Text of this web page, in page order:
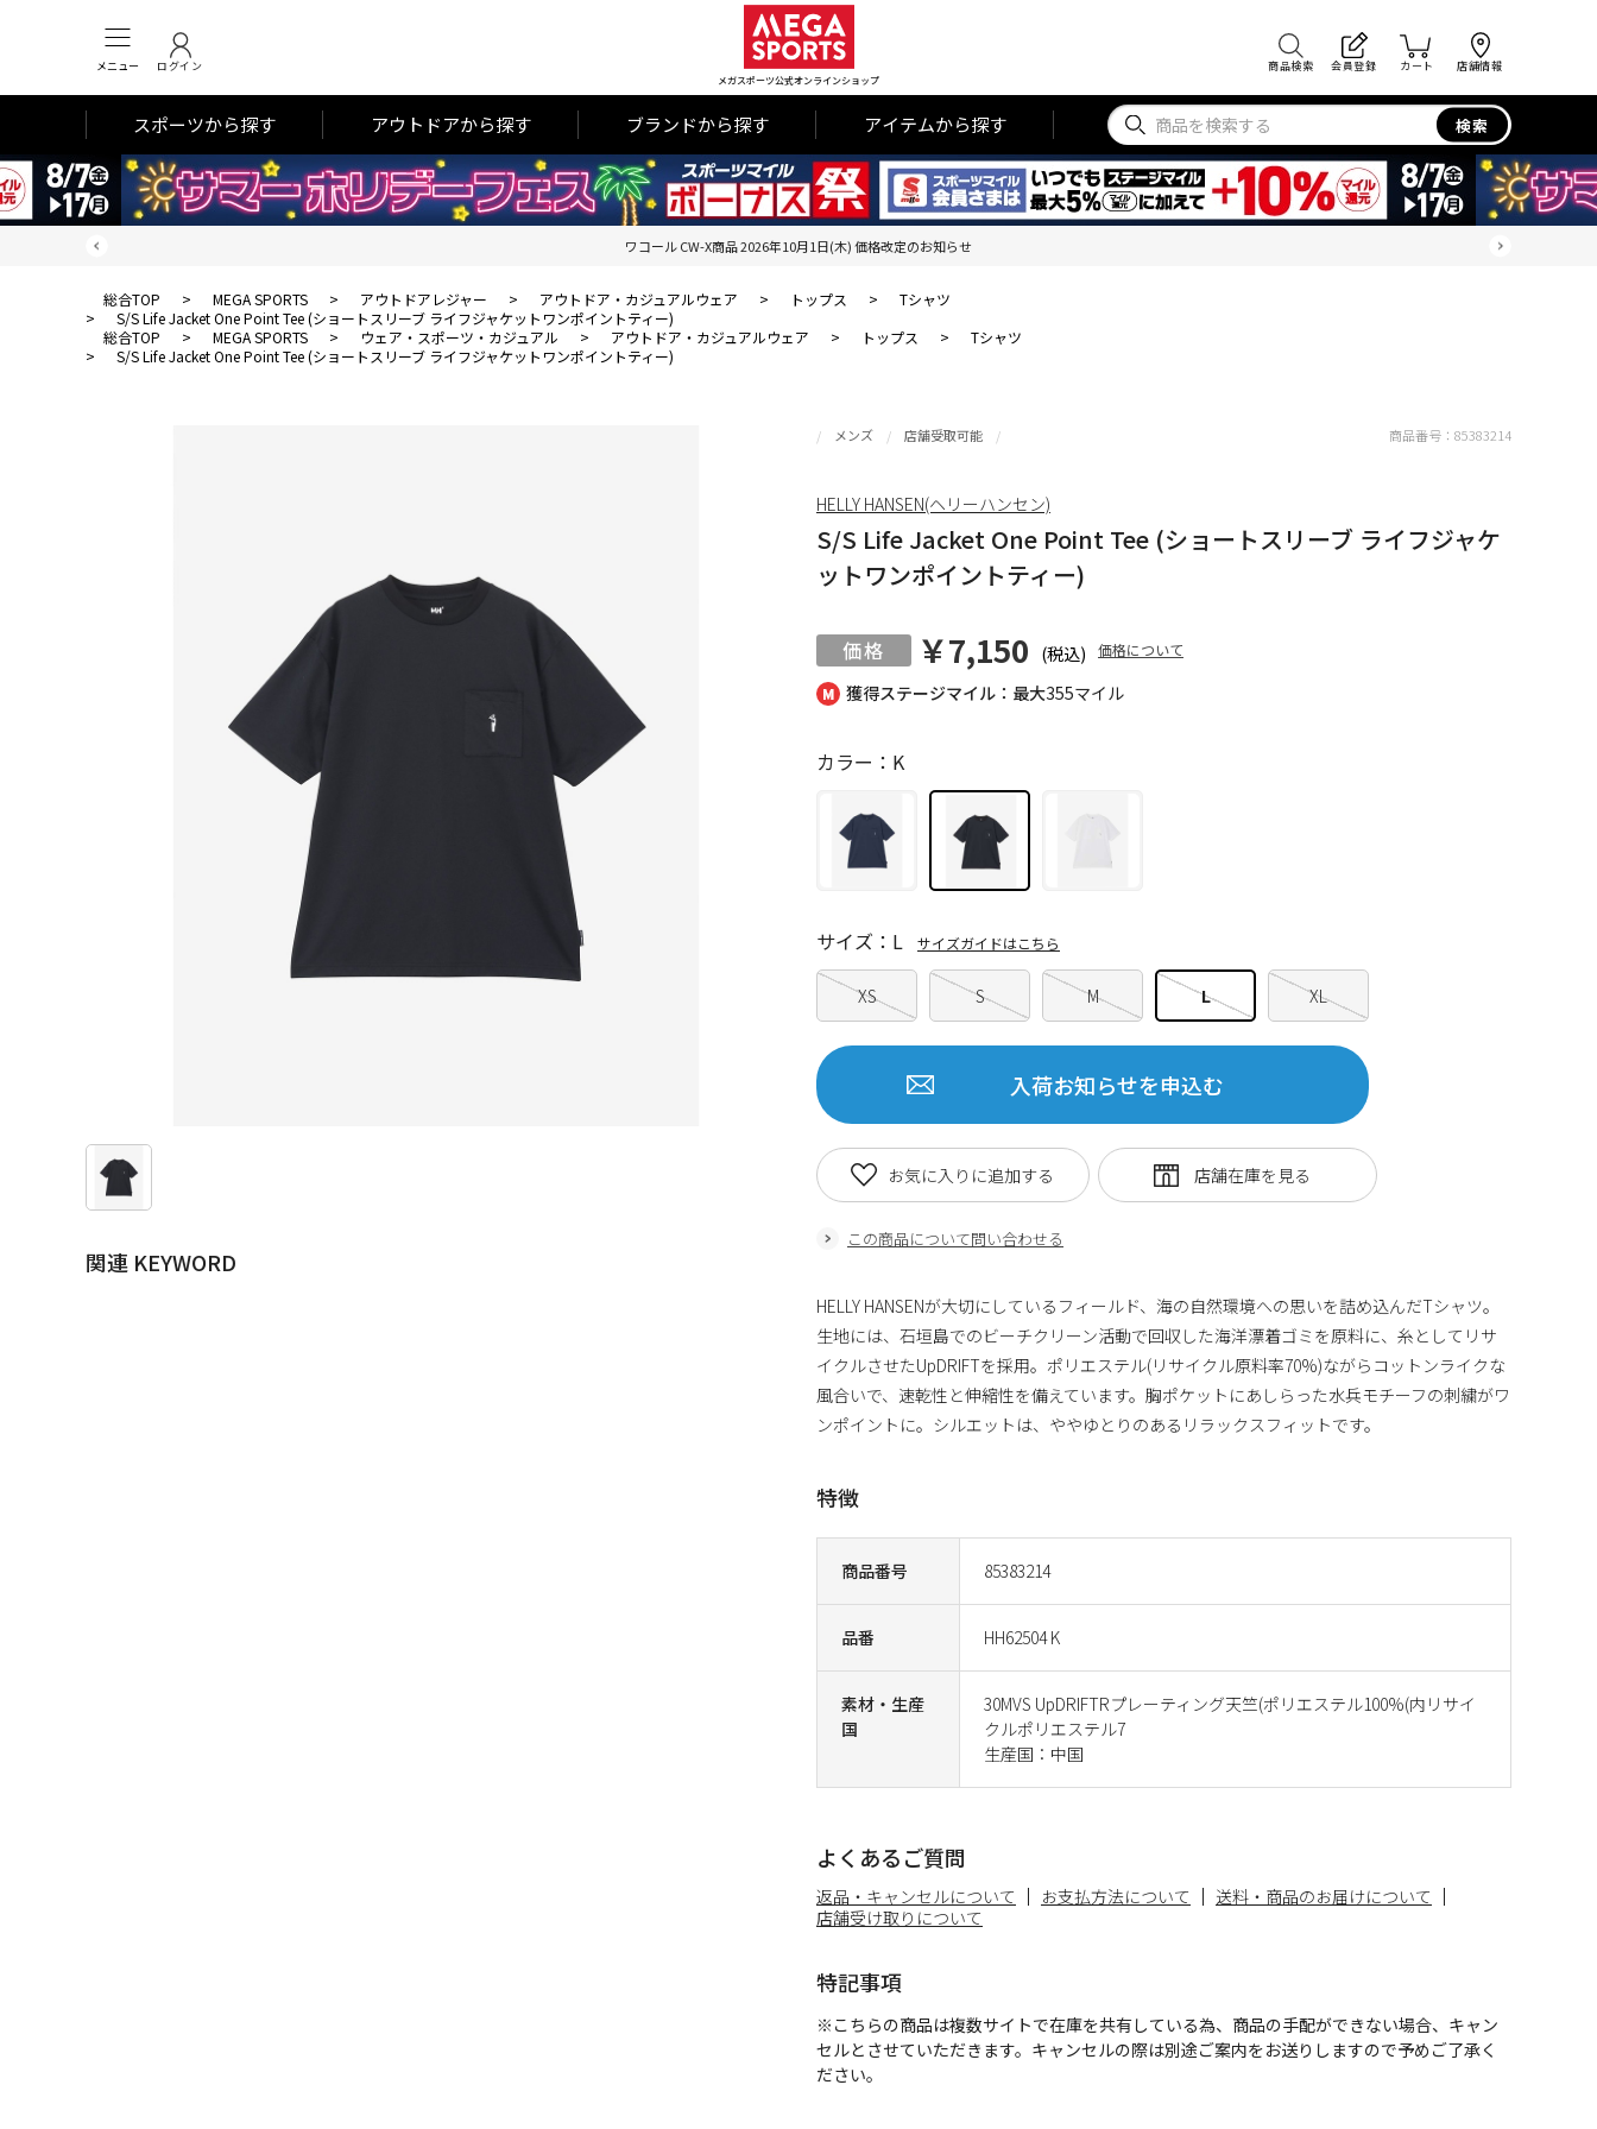
メニュー ログイン
メガスポーツ公式オンラインショップ
商品検索 会員登録 カート 店舗情報
スポーツから探す アウトドアから探す ブランドから探す アイテムから探す 検索
ワコール CW-X商品 2026年10月1日(木) 価格改定のお知らせ
総合TOP > MEGA SPORTS > アウトドアレジャー > アウトドア・カジュアルウェア > トップス >
Tシャツ
>
S/S Life Jacket One Point Tee (ショートスリーブ ライフジャケットワンポイントティー)
総合TOP
> MEGA SPORTS > ウェア・スポーツ・カジュアル > アウトドア・カジュアルウェア > トップス >
Tシャツ
>
S/S Life Jacket One Point Tee (ショートスリーブ ライフジャケットワンポイントティー)
関連 KEYWORD
獲得ステージマイル：最大355マイル
メンズ 店舗受取可能
S/S Life Jacket One Point Tee (ショートスリーブ ライフジャケ
ットワンポイントティー)
￥7,150 (税込) 価格について
商品番号 85383214
品番 HH62504 K
素材・生産
国
30MVS UpDRIFTRプレーティング天竺(ポリエステル100%(内リサイ
クルポリエステル7
生産国：中国
カラー：K
XS S M L XL
サイズ：L サイズガイドはこちら
入荷お知らせを申込む
この商品について問い合わせる
お気に入りに追加する
商品番号： 85383214
HELLY HANSEN(ヘリーハンセン)
HELLY HANSENが大切にしているフィールド、海の自然環境への思いを詰め込んだTシャツ。
生地には、石垣島でのビーチクリーン活動で回収した海洋漂着ゴミを原料に、糸としてリサ
イクルさせたUpDRIFTを採用。ポリエステル(リサイクル原料率70%)ながらコットンライクな
風合いで、速乾性と伸縮性を備えています。胸ポケットにあしらった水兵モチーフの刺繍がワ
ンポイントに。シルエットは、ややゆとりのあるリラックスフィットです。
特徴
よくあるご質問
返品・キャンセルについて お支払方法について
送料・商品のお届けについて
店舗受け取りについて
特記事項
※こちらの商品は複数サイトで在庫を共有している為、商品の手配ができない場合、キャン
セルとさせていただきます。キャンセルの際は別途ご案内をお送りしますので予めご了承く
ださい。